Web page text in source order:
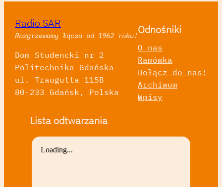
Radio SAR
Rozgrzewamy łącza od 1962 roku!
Dom Studencki nr 2
Politechnika Gdańska
ul. Traugutta 115B
80-233 Gdańsk, Polska
Odnośniki
O nas
Ramówka
Dołącz do nas!
Archiwum
Wpisy
Lista odtwarzania